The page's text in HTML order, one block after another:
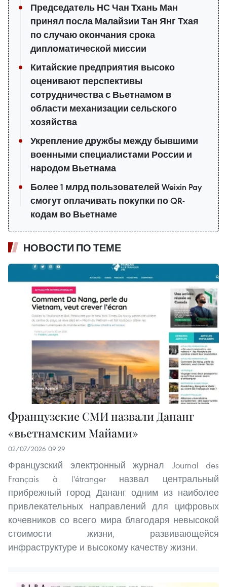
Председатель НС Чан Тхань Ман
принял посла Малайзии Тан Янг Тхая
по случаю окончания срока
дипломатической миссии
Китайские предприятия высоко
оценивают перспективы
сотрудничества с Вьетнамом в
области механизации сельского
хозяйства
Укрепление дружбы между бывшими
военными специалистами России и
народом Вьетнама
Более 1 млрд пользователей Weixin Pay
смогут оплачивать покупки по QR-
кодам во Вьетнаме
НОВОСТИ ПО ТЕМЕ
Французские СМИ назвали Дананг
«вьетнамским Майами»
02/07/2026 09:29
Французский электронный журнал Journal des
Français à l'étranger назвал центральный
прибрежный город Дананг одним из наиболее
привлекательных направлений для цифровых
кочевников со всего мира благодаря невысокой
стоимости жизни, развивающейся
инфраструктуре и высокому качеству жизни.